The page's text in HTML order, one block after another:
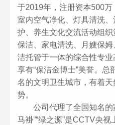
于2019年，注册资本500万
室内空气净化、灯具清洗
护、养生文化交流活动组
保洁、家电清洗、月嫂保
洁托管于一体的综合性专
享有“保洁金博士”美誉。总
名的文明卫生城市，有着
势。
公司代理了全国知名的
马褂”“绿之源”是CCTV央